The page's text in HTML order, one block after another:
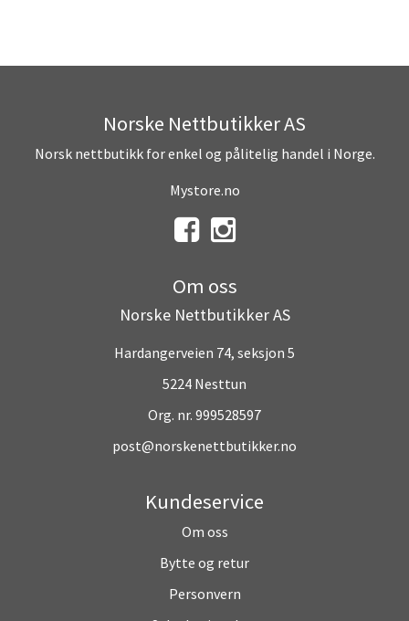
Norske Nettbutikker AS
Norsk nettbutikk for enkel og pålitelig handel i Norge.
Mystore.no
Om oss
Norske Nettbutikker AS
Hardangerveien 74, seksjon 5
5224 Nesttun
Org. nr. 999528597
post@norskenettbutikker.no
Kundeservice
Om oss
Bytte og retur
Personvern